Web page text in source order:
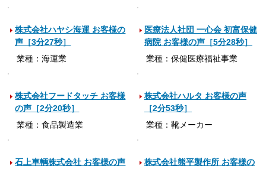
株式会社ハヤシ海運 お客様の
声［3分27秒］
業種：海運業
医療法人社団 一心会 初富保健
病院 お客様の声［5分28秒］
業種：保健医療福祉事業
株式会社フードタッチ お客様
の声［2分20秒］
業種：食品製造業
株式会社ハルタ お客様の声
［2分53秒］
業種：靴メーカー
石上車輌株式会社 お客様の声
株式会社熊平製作所 お客様の